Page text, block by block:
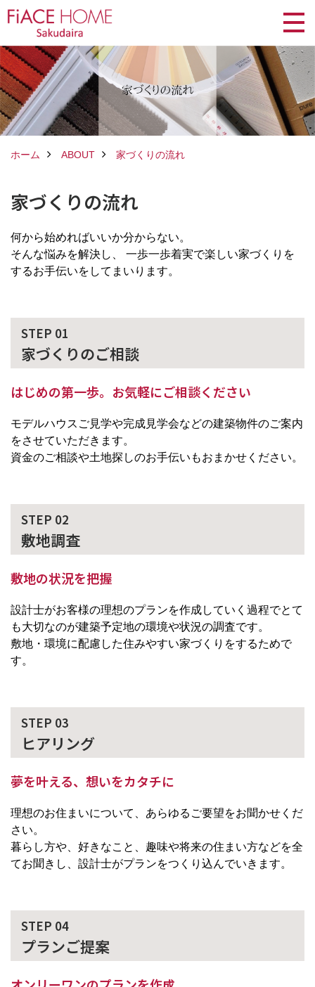
ホーム ABOUT 家づくりの流れ
家づくりの流れ
何から始めればいいか分からない。
そんな悩みを解決し、 一歩一歩着実で楽しい家づくりを
するお手伝いをしてまいります。
STEP 01
家づくりのご相談
はじめの第一歩。お気軽にご相談ください
モデルハウスご見学や完成見学会などの建築物件のご案内
をさせていただきます。
資金のご相談や土地探しのお手伝いもおまかせください。
STEP 02
敷地調査
敷地の状況を把握
設計士がお客様の理想のプランを作成していく過程でとて
も大切なのが建築予定地の環境や状況の調査です。
敷地・環境に配慮した住みやすい家づくりをするためで
す。
STEP 03
ヒアリング
夢を叶える、想いをカタチに
理想のお住まいについて、あらゆるご要望をお聞かせくだ
さい。
暮らし方や、好きなこと、趣味や将来の住まい方などを全
てお聞きし、設計士がプランをつくり込んでいきます。
STEP 04
プランご提案